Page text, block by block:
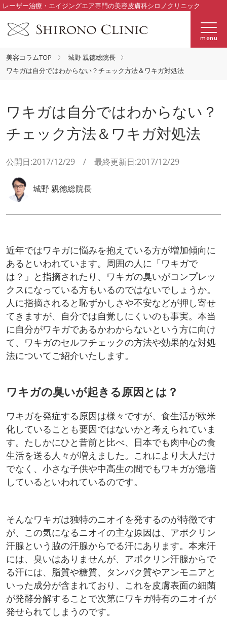
レーザー治療・エイジングエア専門の美容皮膚科シロノクリニック
menu
美容コラムTOP
城野 親徳総院長
ワキガは自分ではわからない？チェック方法＆ワキガ対処法
ワキガは自分ではわからない？
チェック方法＆ワキガ対処法
公開日:2017/12/29 / 最終更新日:2017/12/29
城野 親徳総院長
近年ではワキガに悩みを抱えている方が増加傾向に
あるといわれています。周囲の人に「ワキガで
は？」と指摘されたり、ワキガの臭いがコンプレッ
クスになっている方もいるのではないでしょうか。
人に指摘されると恥ずかしさや不安などが押し寄せ
てきますが、自分では自覚しにくいのも事実。本当
に自分がワキガであるかわからないという方に向け
て、ワキガのセルフチェックの方法や効果的な対処
法についてご紹介いたします。
ワキガの臭いが起きる原因とは？
ワキガを発症する原因は様々ですが、食生活が欧米
化していることも要因ではないかと考えられていま
す。たしかにひと昔前と比べ、日本でも肉中心の食
生活を送る人々が増えました。これにより大人だけ
でなく、小さな子供や中高生の間でもワキガが急増
しているといわれているのです。
そんなワキガは独特のニオイを発するのが特徴です
が、この気になるニオイの主な原因は、アポクリン
汗腺という脇の汗腺からでる汗にあります。本来汗
には、臭いはありませんが、アポクリン汗腺からで
る汗には、脂質や糖質、タンパク質やアンモニアと
いった成分が含まれており、これを皮膚表面の細菌
が発酵分解することで次第にワキガ特有のニオイが
発せられてしまうのです。